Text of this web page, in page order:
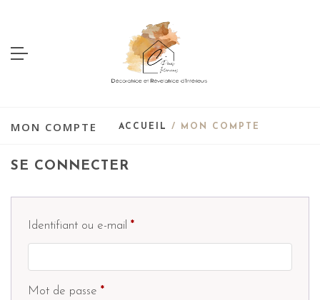
MON COMPTE ACCUEIL / MON COMPTE
SE CONNECTER
Identifiant ou e-mail *
Mot de passe *